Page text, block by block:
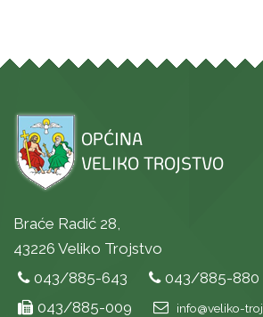
Braće Radić 28,
43226 Veliko Trojstvo
043/885-643
043/885-880
043/885-009
info@veliko-